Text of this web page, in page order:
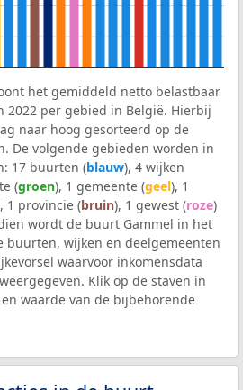
het gemiddeld netto belastbaar
2022 per gebied in België. Hierbij
naar hoog gesorteerd op de
De volgende gebieden worden in
17 buurten (blauw), 4 wijken
(groen), 1 gemeente (geel), 1
1 provincie (bruin), 1 gewest (roze)
wordt de buurt Gammel in het
buurten, wijken en deelgemeenten
waarvoor inkomensdata
Klik op de staven in
waarde van de bijbehorende